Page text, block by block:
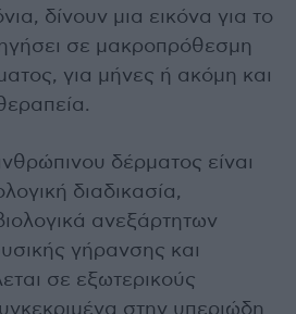
δίνουν μια εικόνα για το
σε μακροπρόθεσμη
για μήνες ή ακόμη και
δέρματος είναι
διαδικασία,
ανεξάρτητων
γήρανσης και
σε εξωτερικούς
στην υπεριώδη